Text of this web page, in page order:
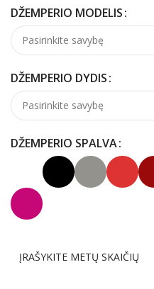
DŽEMPERIO MODELIS
DŽEMPERIO DYDIS
DŽEMPERIO SPALVA
ĮRAŠYKITE METŲ SKAIČIŲ